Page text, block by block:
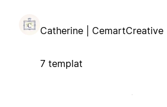
Catherine | CemartCreative
7 templat